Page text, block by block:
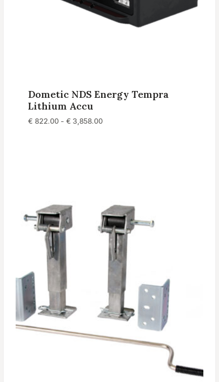
Dometic NDS Energy Tempra
Lithium Accu
€ 822.00 - € 3,858.00Prijsklasse: